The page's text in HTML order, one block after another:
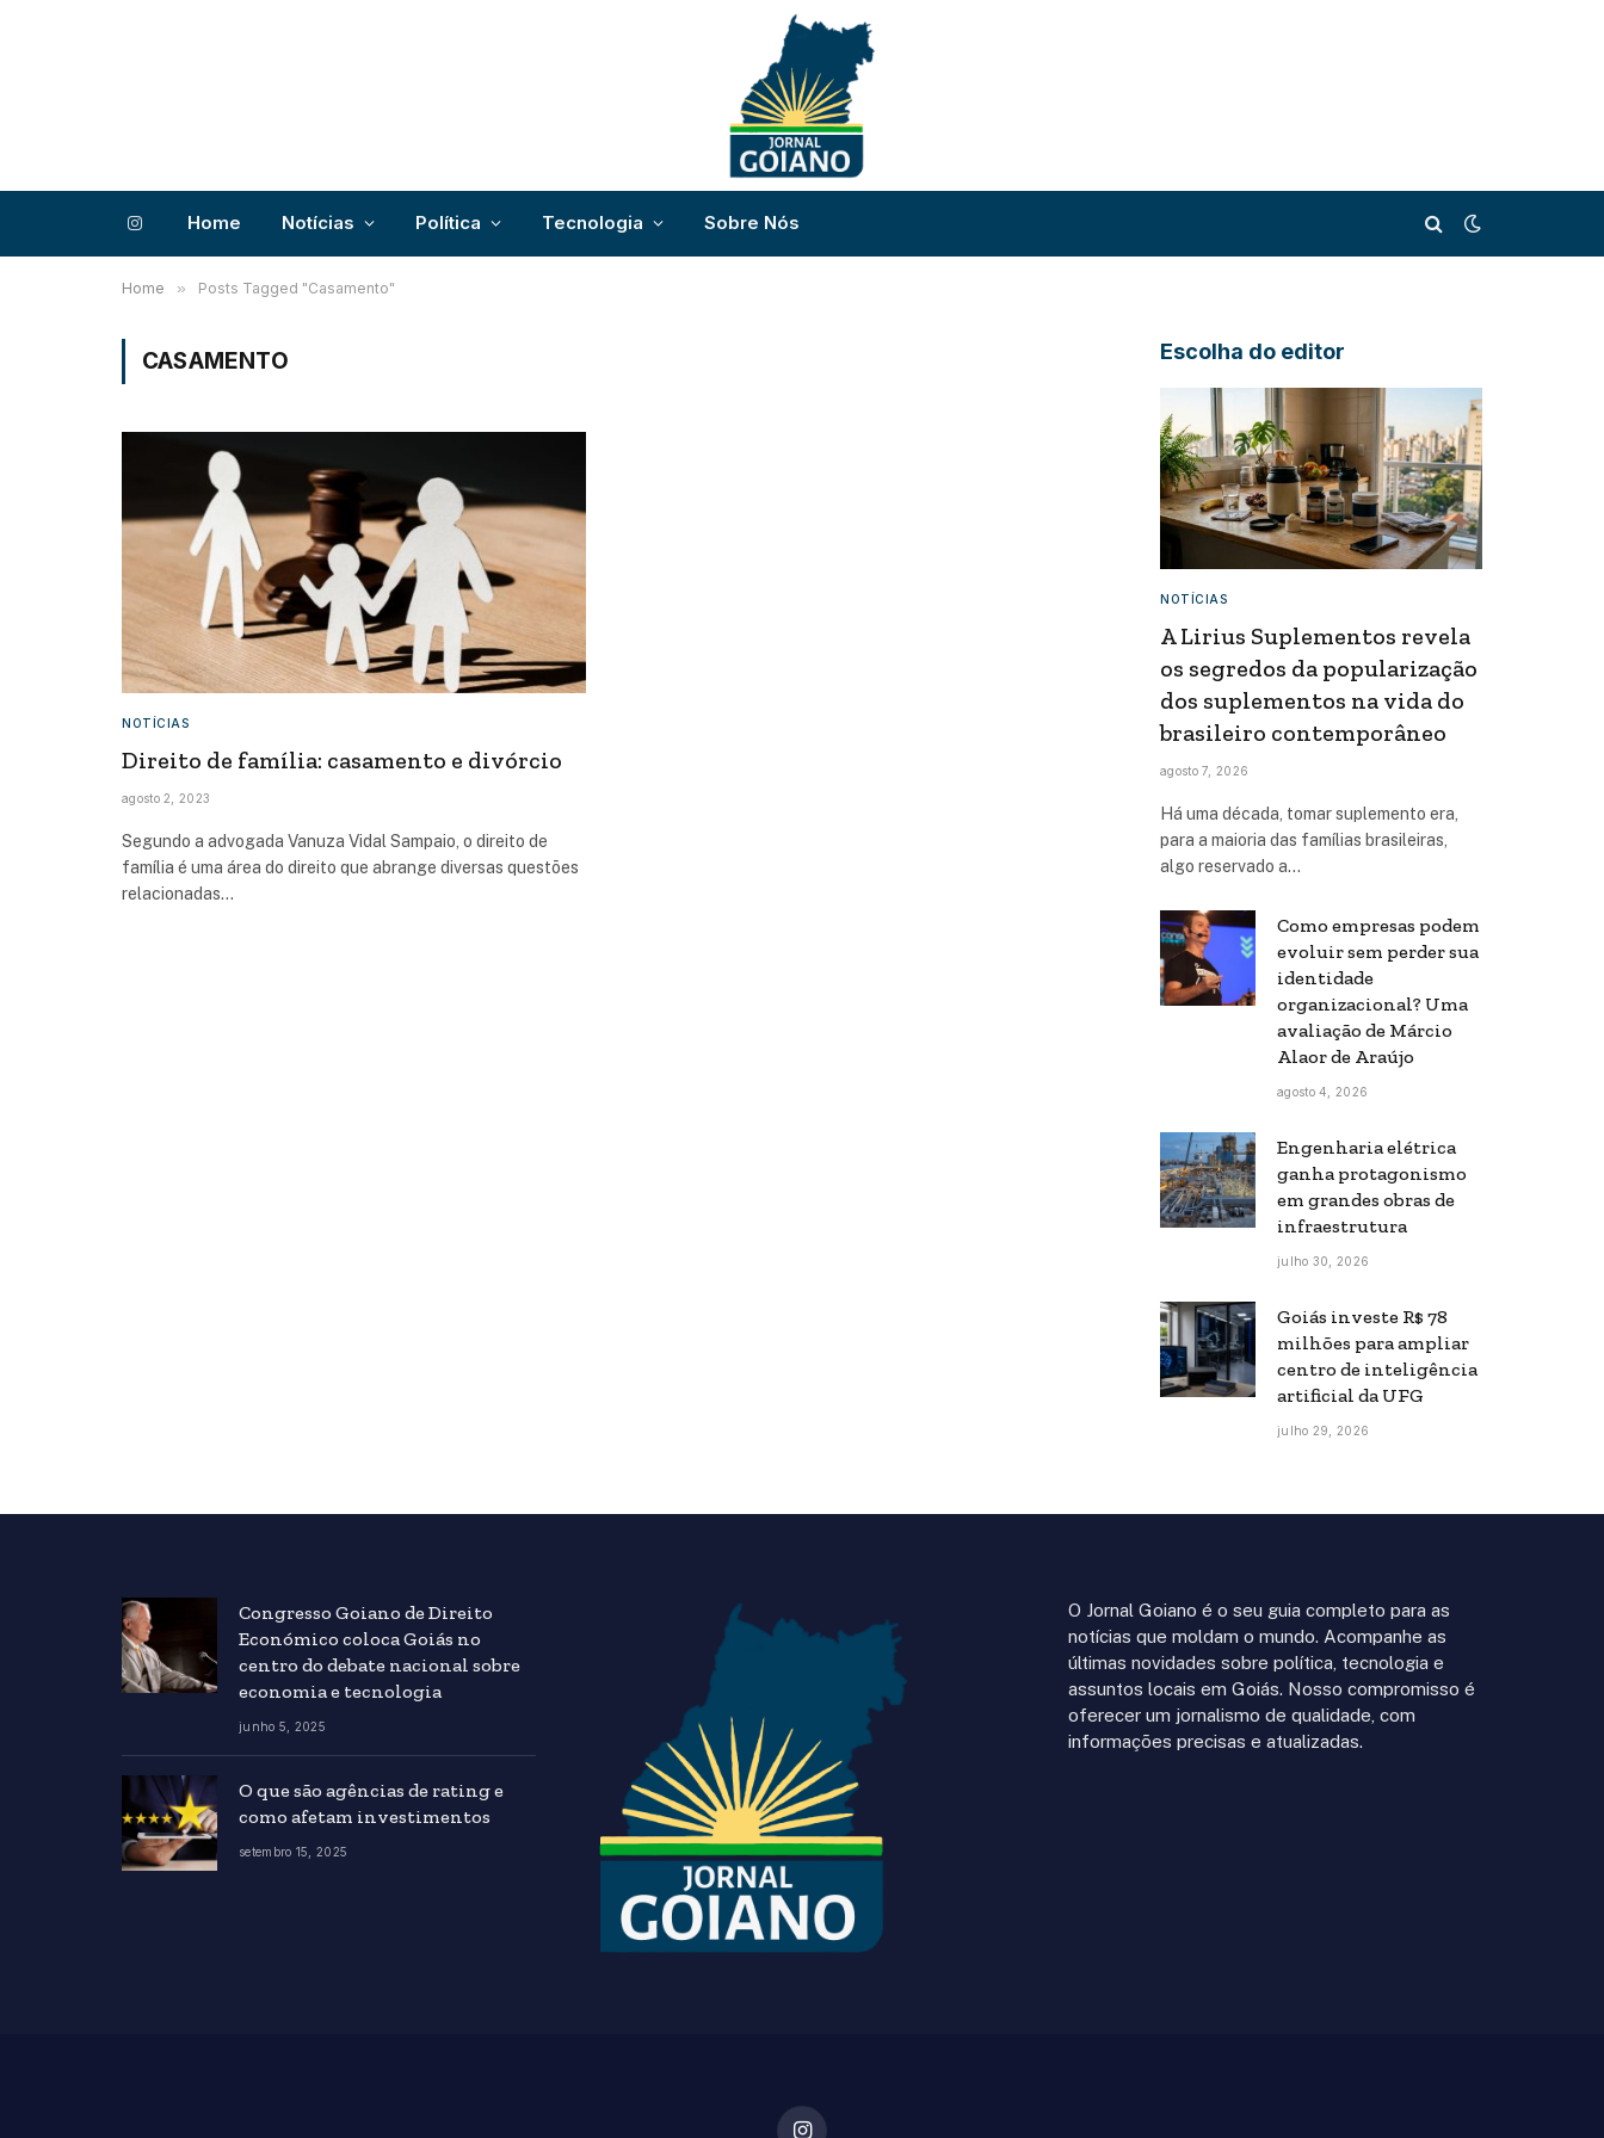
InstagramHome Notícias Política Tecnologia Sobre Nós
Home » Posts Tagged "Casamento"
CASAMENTO
NOTÍCIAS
Direito de família: casamento e divórcio
agosto 2, 2023
Segundo a advogada Vanuza Vidal Sampaio, o direito de
família é uma área do direito que abrange diversas questões
relacionadas…
Escolha do editor
NOTÍCIAS
A Lirius Suplementos revela
os segredos da popularização
dos suplementos na vida do
brasileiro contemporâneo
agosto 7, 2026
Há uma década, tomar suplemento era,
para a maioria das famílias brasileiras,
algo reservado a…
Como empresas podem
evoluir sem perder sua
identidade
organizacional? Uma
avaliação de Márcio
Alaor de Araújo
agosto 4, 2026
Engenharia elétrica
ganha protagonismo
em grandes obras de
infraestrutura
julho 30, 2026
Goiás investe R$ 78
milhões para ampliar
centro de inteligência
artificial da UFG
julho 29, 2026
Congresso Goiano de Direito
Económico coloca Goiás no
centro do debate nacional sobre
economia e tecnologia
junho 5, 2025
O que são agências de rating e
como afetam investimentos
setembro 15, 2025
O Jornal Goiano é o seu guia completo para as
notícias que moldam o mundo. Acompanhe as
últimas novidades sobre política, tecnologia e
assuntos locais em Goiás. Nosso compromisso é
oferecer um jornalismo de qualidade, com
informações precisas e atualizadas.